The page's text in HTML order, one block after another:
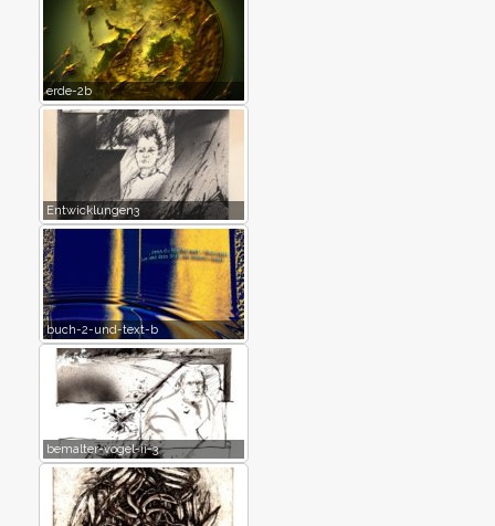
erde-2b
Entwicklungen3
buch-2-und-text-b
bemalter-vogel-ii-3